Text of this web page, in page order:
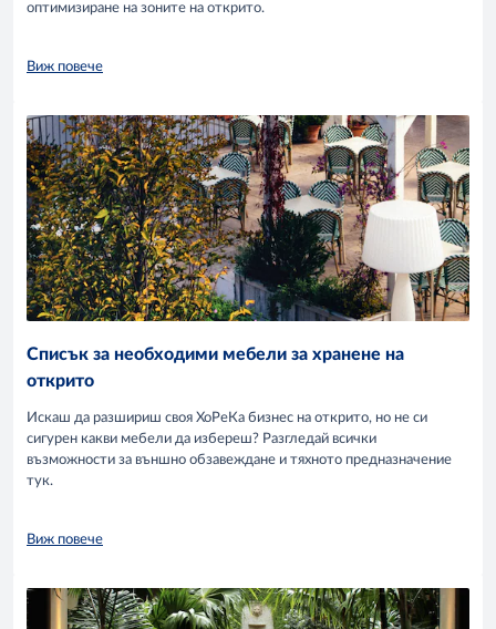
оптимизиране на зоните на открито.
Виж повече
Списък за необходими мебели за хранене на
открито
Искаш да разшириш своя ХоРеКа бизнес на открито, но не си
сигурен какви мебели да избереш? Разгледай всички
възможности за външно обзавеждане и тяхното предназначение
тук.
Виж повече